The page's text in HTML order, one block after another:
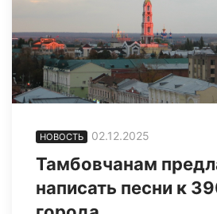
НОВОСТЬ 02.12.2025
Тамбовчанам
написать песни к